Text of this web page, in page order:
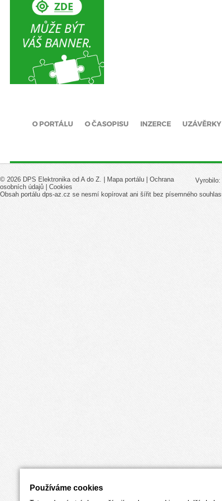
O PORTÁLU O ČASOPISU INZERCE UZÁVĚRKY
Vyrobilo:
© 2026 DPS Elektronika od A do Z. | Mapa portálu | Ochrana
osobních údajů | Cookies
Obsah portálu dps-az.cz se nesmí kopírovat ani šířit bez písemného
Používáme cookies